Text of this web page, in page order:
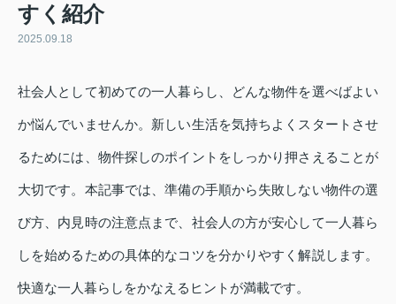
すく紹介
2025.09.18
社会人として初めての一人暮らし、どんな物件を選べばよい
か悩んでいませんか。新しい生活を気持ちよくスタートさせ
るためには、物件探しのポイントをしっかり押さえることが
大切です。本記事では、準備の手順から失敗しない物件の選
び方、内見時の注意点まで、社会人の方が安心して一人暮ら
しを始めるための具体的なコツを分かりやすく解説します。
快適な一人暮らしをかなえるヒントが満載です。